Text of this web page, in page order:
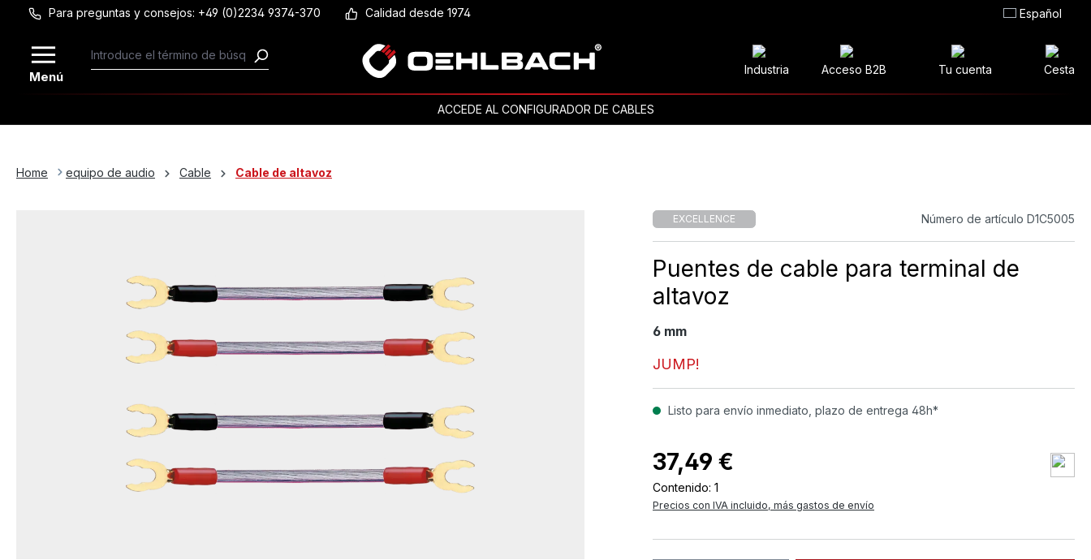
Saltar al contenido principal
Para preguntas y consejos: +49 (0)2234 9374-370 Calidad desde 1974 Español
Menú Industria Acceso B2B Tu cuenta Cesta
ACCEDE AL CONFIGURADOR DE CABLES
Home equipo de audio Cable Cable de altavoz
EXCELLENCE Número de artículo D1C5005
Puentes de cable para terminal de
altavoz
6 mm
JUMP!
Listo para envío inmediato, plazo de entrega 48h*
37,49 €
Contenido: 1
Precios con IVA incluido, más gastos de envío